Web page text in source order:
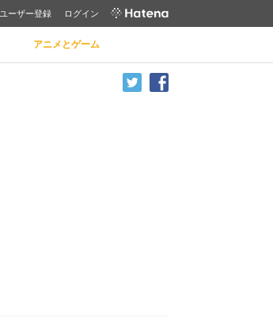
ユーザー登録 ログイン
アニメとゲーム